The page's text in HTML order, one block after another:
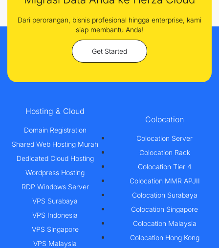
Dari perorangan, bisnis profesional hingga enterprise, kami
siap membantu Anda!
Get Started
Hosting & Cloud
Domain Registration
Shared Web Hosting Murah
Dedicated Cloud Hosting
Wordpress Hosting
RDP Windows Server
VPS Surabaya
VPS Indonesia
VPS Singapore
VPS Malaysia
Colocation
Colocation Server
Colocation Rack
Colocation Tier 4
Colocation MMR APJII
Colocation Surabaya
Colocation Singapore
Colocation Malaysia
Colocation Hong Kong